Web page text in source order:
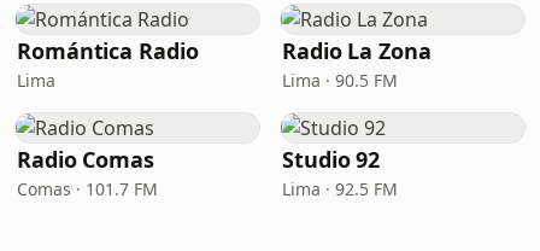
Romántica Radio
Lima
Radio La Zona
Lima · 90.5 FM
Radio Comas
Comas · 101.7 FM
Studio 92
Lima · 92.5 FM